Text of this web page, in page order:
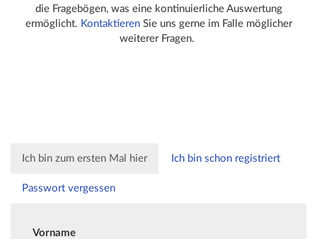
die Fragebögen, was eine kontinuierliche Auswertung
ermöglicht. Kontaktieren Sie uns gerne im Falle möglicher
weiterer Fragen.
Ich bin zum ersten Mal hier Ich bin schon registriert
Passwort vergessen
Vorname